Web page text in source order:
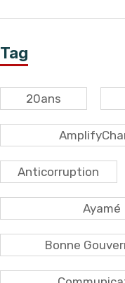
Tag
20ans
Anticorruption
Ayamé
Bonne